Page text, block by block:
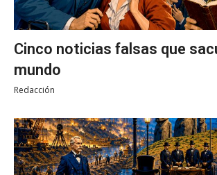
Cinco noticias falsas que
mundo
Redacción